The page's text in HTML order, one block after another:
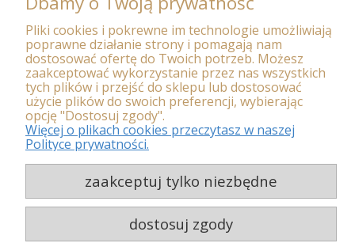
DOSTAWA I PŁATNOŚĆ
REGULAMINY
MOJE KONTO
© MAXSOTE 2019.Wszystkie prawa zastrzeżone.
pokaż pełną wersję strony
Pliki cookies i pokrewne im technologie umożliwiają
poprawne działanie strony i pomagają nam
dostosować ofertę do Twoich potrzeb. Możesz
zaakceptować wykorzystanie przez nas wszystkich
tych plików i przejść do sklepu lub dostosować
użycie plików do swoich preferencji, wybierając
opcję "Dostosuj zgody".
Więcej o plikach cookies przeczytasz w naszej
Polityce prywatności.
zaakceptuj tylko niezbędne
dostosuj zgody